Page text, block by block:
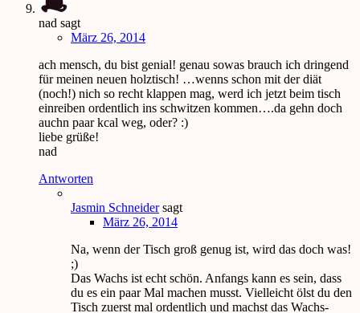
nad sagt
März 26, 2014
ach mensch, du bist genial! genau sowas brauch ich dringend
für meinen neuen holztisch! …wenns schon mit der diät
(noch!) nich so recht klappen mag, werd ich jetzt beim tisch
einreiben ordentlich ins schwitzen kommen….da gehn doch
auchn paar kcal weg, oder? :)
liebe grüße!
nad
Antworten
Jasmin Schneider sagt
März 26, 2014
Na, wenn der Tisch groß genug ist, wird das doch was!
;)
Das Wachs ist echt schön. Anfangs kann es sein, dass
du es ein paar Mal machen musst. Vielleicht ölst du den
Tisch zuerst mal ordentlich und machst das Wachs-